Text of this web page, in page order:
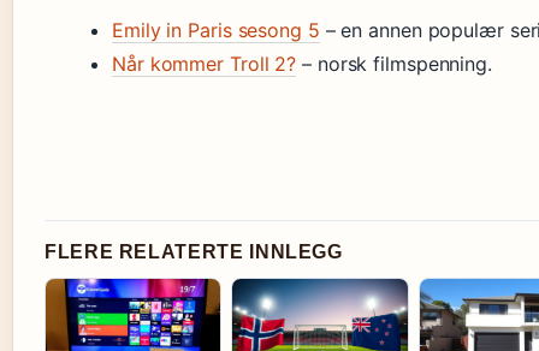
Emily in Paris sesong 5 – en annen populær
Når kommer Troll 2? – norsk filmspenning.
FLERE RELATERTE INNLEGG